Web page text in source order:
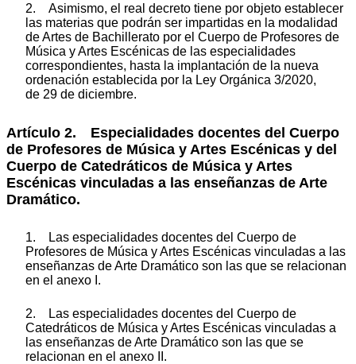
2. Asimismo, el real decreto tiene por objeto establecer
las materias que podrán ser impartidas en la modalidad
de Artes de Bachillerato por el Cuerpo de Profesores de
Música y Artes Escénicas de las especialidades
correspondientes, hasta la implantación de la nueva
ordenación establecida por la Ley Orgánica 3/2020,
de 29 de diciembre.
Artículo 2. Especialidades docentes del Cuerpo
de Profesores de Música y Artes Escénicas y del
Cuerpo de Catedráticos de Música y Artes
Escénicas vinculadas a las enseñanzas de Arte
Dramático.
1. Las especialidades docentes del Cuerpo de
Profesores de Música y Artes Escénicas vinculadas a las
enseñanzas de Arte Dramático son las que se relacionan
en el anexo I.
2. Las especialidades docentes del Cuerpo de
Catedráticos de Música y Artes Escénicas vinculadas a
las enseñanzas de Arte Dramático son las que se
relacionan en el anexo II.